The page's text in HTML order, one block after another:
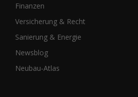
Finanzen
Versicherung & Recht
Sanierung & Energie
Newsblog
Neubau-Atlas